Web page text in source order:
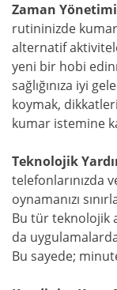
Zaman
rutininizde
alternatif
yeni bir hobi
sağlığınıza iyi
koymak,
kumar istemine
Teknolojik
telefonlarınızda
oynamanızı
Bu tür teknolojik
da
Bu sayede;